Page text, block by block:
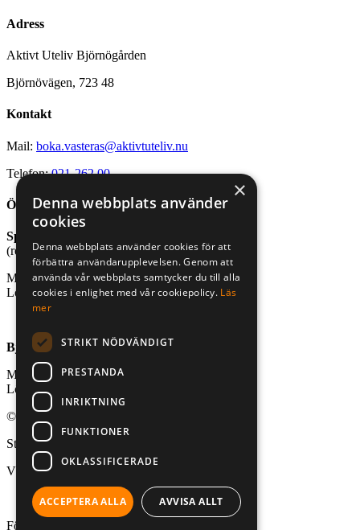
Adress
Aktivt Uteliv Björnögården
Björnövägen, 723 48
Kontakt
Mail: boka.vasteras@aktivtuteliv.nu
Telefon:021-262 00
Öppettider
Sport- och friluftsbutik
(reception stugby och bastu)
Mån-fre, kl. 10.00-18.00
Lör-sön, kl. 10.00-16.00
Björnögårdens café
Mån-fre, kl. 10.00-18.00
Lör-sön, kl. 10.00-18.00
© 2026 Aktivt Uteliv. All Rights Reserved
Stad:
Västerås
Följ oss på:
×
Denna webbplats använder
cookies
Denna webbplats använder cookies för att
förbättra användarupplevelsen. Genom att
använda vår webbplats samtycker du till alla
cookies i enlighet med vår cookiepolicy. Läs
mer
STRIKT NÖDVÄNDIGT
PRESTANDA
INRIKTNING
FUNKTIONER
OKLASSIFICERADE
ACCEPTERA ALLA AVVISA ALLT